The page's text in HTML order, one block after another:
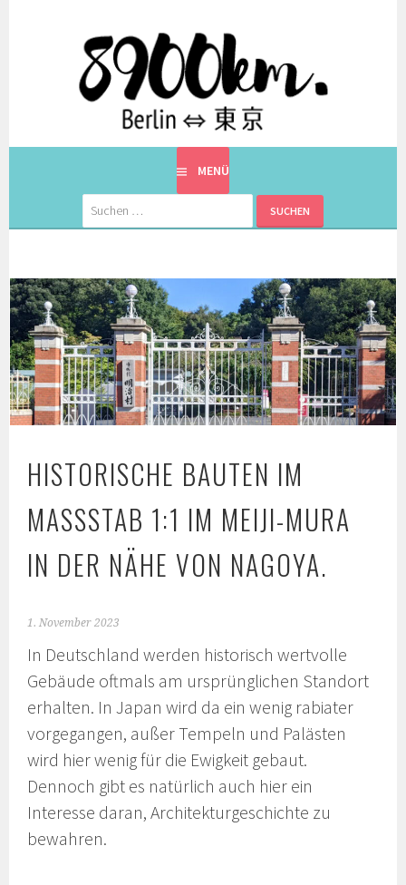
8900KM. BERLIN ⇔ 東京
EINE BERLINERIN IN JAPAN. MIT EINEM JAPANER.
MENÜ
Suchen
nach:
HISTORISCHE BAUTEN IM
MASSSTAB 1:1 IM MEIJI-MURA I
N DER NÄHE VON NAGOYA.
1. November 2023
In Deutschland werden historisch wertvolle
Gebäude oftmals am ursprünglichen Standort
erhalten. In Japan wird da ein wenig rabiater
vorgegangen, außer Tempeln und Palästen
wird hier wenig für die Ewigkeit gebaut.
Dennoch gibt es natürlich auch hier ein
Interesse daran, Architekturgeschichte zu
bewahren.